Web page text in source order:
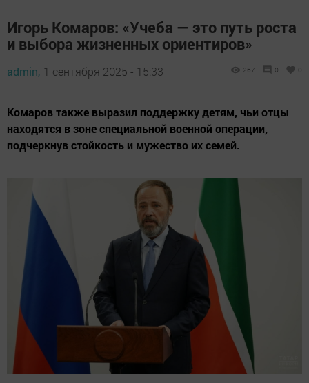
Игорь Комаров: «Учеба — это путь роста
и выбора жизненных ориентиров»
admin, 1 сентября 2025 - 15:33 267 0 0
Комаров также выразил поддержку детям, чьи отцы
находятся в зоне специальной военной операции,
подчеркнув стойкость и мужество их семей.